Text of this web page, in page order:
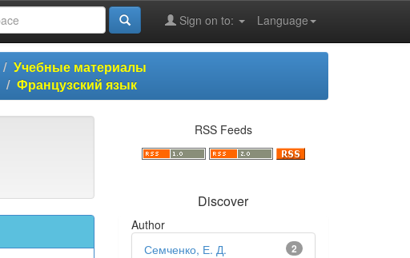
Language
Sign on to:
Учебные материалы
Французский язык
RSS Feeds
Discover
Author
2
Семченко, Е. Д.